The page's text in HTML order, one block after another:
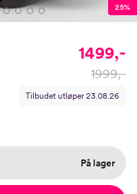
25%
1499,-
1999,-
Tilbudet utløper 23.08.26
På lager